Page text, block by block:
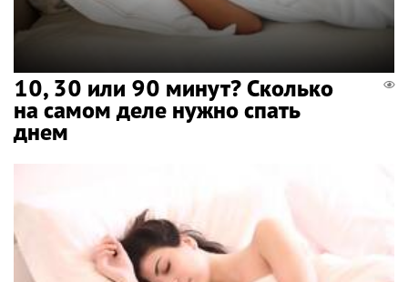
10, 30 или 90 минут? Сколько
на самом деле нужно спать
днем